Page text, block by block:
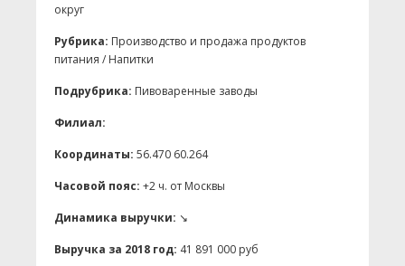
округ
Рубрика: Производство и продажа продуктов
питания / Напитки
Подрубрика: Пивоваренные заводы
Филиал:
Координаты: 56.470 60.264
Часовой пояс: +2 ч. от Москвы
Динамика выручки: ↘
Выручка за 2018 год: 41 891 000 руб